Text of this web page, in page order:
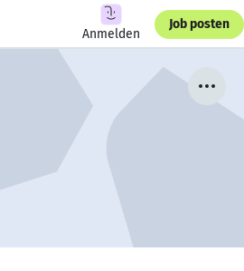
Anmelden
Job posten